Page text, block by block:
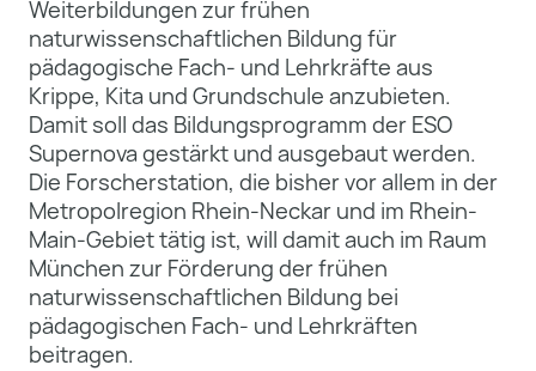
Weiterbildungen zur frühen
naturwissenschaftlichen Bildung für
pädagogische Fach- und Lehrkräfte aus
Krippe, Kita und Grundschule anzubieten.
Damit soll das Bildungsprogramm der ESO
Supernova gestärkt und ausgebaut werden.
Die Forscherstation, die bisher vor allem in der
Metropolregion Rhein-Neckar und im Rhein-
Main-Gebiet tätig ist, will damit auch im Raum
München zur Förderung der frühen
naturwissenschaftlichen Bildung bei
pädagogischen Fach- und Lehrkräften
beitragen.